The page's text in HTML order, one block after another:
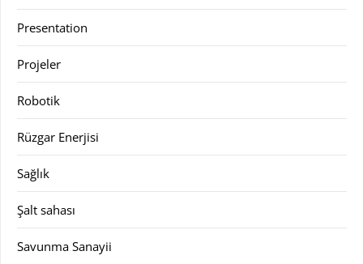
Presentation
Projeler
Robotik
Rüzgar Enerjisi
Sağlık
Şalt sahası
Savunma Sanayii